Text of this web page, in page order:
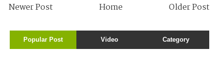
Newer Post Older Post
Home
Popular Post Video Category